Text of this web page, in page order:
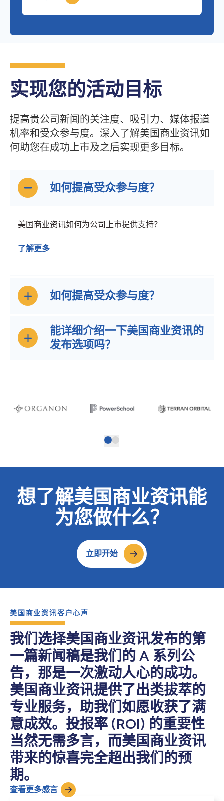
实现您的活动目标
提高贵公司新闻的关注度、吸引力、媒体报道
机率和受众参与度。深入了解美国商业资讯如
何助您在成功上市及之后实现更多目标。
如何提高受众参与度？
美国商业资讯如何为公司上市提供支持？
了解更多
如何提高受众参与度？
能详细介绍一下美国商业资讯的
发布选项吗？
想了解美国商业资讯能
为您做什么？
立即开始
美国商业资讯客户心声
我们选择美国商业资讯发布的第
一篇新闻稿是我们的 A 系列公
告，那是一次激动人心的成功。
美国商业资讯提供了出类拔萃的
专业服务，助我们如愿收获了满
意成效。投报率 (ROI) 的重要性
当然无需多言，而美国商业资讯
带来的惊喜完全超出我们的预
期。
查看更多感言